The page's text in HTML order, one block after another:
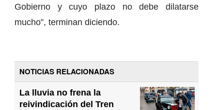
Gobierno y cuyo plazo no debe dilatarse
mucho”, terminan diciendo.
NOTICIAS RELACIONADAS
La lluvia no frena la
reivindicación del Tren